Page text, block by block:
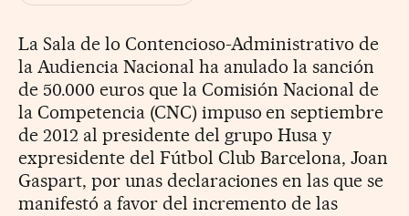
La Sala de lo Contencioso-Administrativo de
la Audiencia Nacional ha anulado la sanción
de 50.000 euros que la Comisión Nacional de
la Competencia (CNC) impuso en septiembre
de 2012 al presidente del grupo Husa y
expresidente del Fútbol Club Barcelona, Joan
Gaspart, por unas declaraciones en las que se
manifestó a favor del incremento de las